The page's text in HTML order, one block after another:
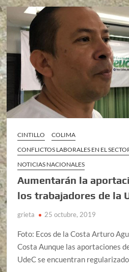
CINTILLO
COLIMA
CONFLICTOS LABORALES EN EL
NOTICIAS NACIONALES
Aumentarán la
los trabajadores de la
grieta 25 octubre, 2019
Foto: Ecos de la Costa Arturo
Costa Aunque las aportaciones
UdeC se encuentran